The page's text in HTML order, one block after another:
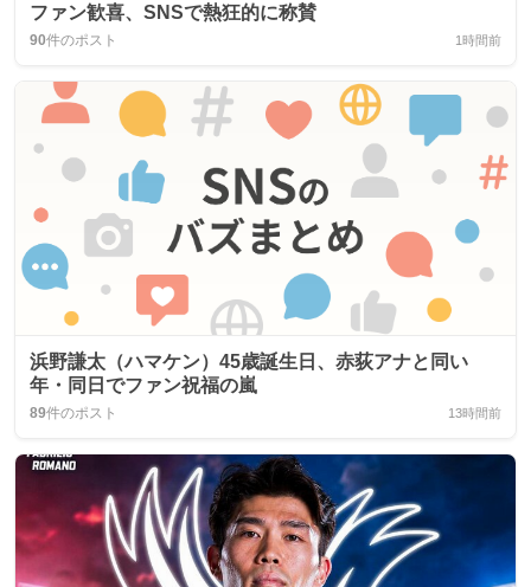
ファン歓喜、SNSで熱狂的に称賛
90件のポスト 1時間前
浜野謙太（ハマケン）45歳誕生日、赤荻アナと同い
年・同日でファン祝福の嵐
89件のポスト 13時間前